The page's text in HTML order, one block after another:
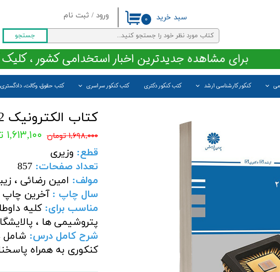
ورود / ثبت نام
حساب کاربری من
تغییر گذر واژه
سفارشات
خروج از حساب کاربری
جستجو
کنکور کارشناسی ارشد کتب کنکور دکتری کتب کنکور سراسری کتب حقوق، وکالت،
۰ سبد خرید
برای مشاهده جدیدترین اخبار استخدامی کشور ، کلیک
کتاب الکترونیک 2 انتشارات پوران پژوهش
۱,۶۹۸,۰۰۰ تومان ۱,۶۱۳,۱۰۰ تومان
قطع: وزیری
تعداد صفحات:
مولف: امین رضائی ،
سال چاپ : آخرین چاپ
مناسب برای: کلیه
پتروشیمی ها ،
شرح کامل درس: شامل
کنکوری به همراه